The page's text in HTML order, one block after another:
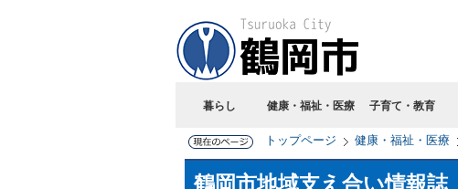
暮らし 健康・福祉・医療 子育て・教育
トップページ 健康・福祉・医療
鶴岡市地域支え合い情報誌